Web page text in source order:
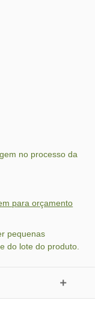
no processo da
para orçamento
pequenas
do lote do produto.